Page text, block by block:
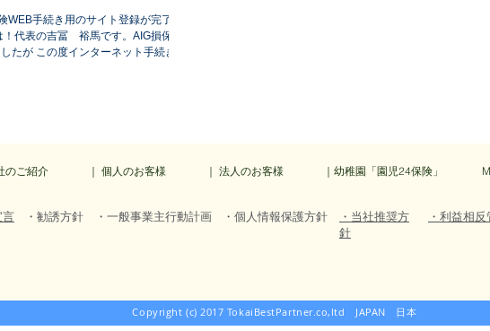
WEB手続き用のサイト登録が完了し
！代表の吉冨 裕馬です。AIG損保の
たが この度インターネット手続き用
のご紹介 ｜ 個人のお客様 ｜ 法人のお客様 ｜幼稚園「園児24保険」
言 ・勧誘方針 ・一般事業主行動計画 ・個人情報保護方針
・当社推奨方
針
・利益相
Copyright (c) 2017 TokaiBestPartner.co,ltd JAPAN 日本